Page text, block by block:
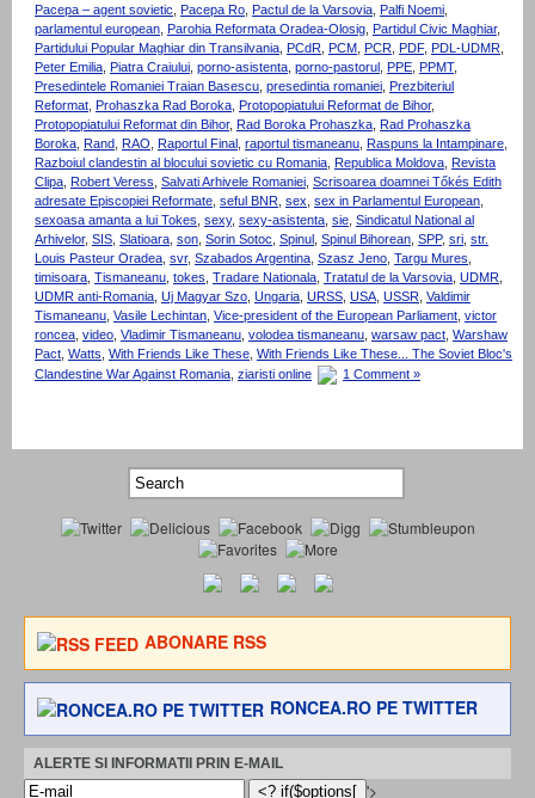
Pacepa – agent sovietic, Pacepa Ro, Pactul de la Varsovia, Palfi Noemi,
parlamentul european, Parohia Reformata Oradea-Olosig, Partidul Civic Maghiar,
Partidului Popular Maghiar din Transilvania, PCdR, PCM, PCR, PDF, PDL-UDMR,
Peter Emilia, Piatra Craiului, porno-asistenta, porno-pastorul , PPE, PPMT,
Presedintele Romaniei Traian Basescu, presedintia romaniei, Prezbiteriul
Reformat, Prohaszka Rad Boroka, Protopopiatului Reformat de Bihor,
Protopopiatului Reformat din Bihor, Rad Boroka Prohaszka, Rad Prohaszka
Boroka, Rand, RAO, Raportul Final , raportul tismaneanu, Raspuns la Intampinare,
Razboiul clandestin al blocului sovietic cu Romania, Republica Moldova, Revista
Clipa, Robert Veress, Salvati Arhivele Romaniei, Scrisoarea doamnei Tőkés Edith
adresate Episcopiei Reformate, seful BNR, sex, sex in Parlamentul European,
sexoasa amanta a lui Tokes, sexy, sexy-asistenta, sie, Sindicatul National al
Arhivelor, SIS, Slatioara, son, Sorin Sotoc, Spinul , Spinul Bihorean, SPP, sri, str.
Louis Pasteur Oradea, svr, Szabados Argentina, Szasz Jeno, Targu Mures,
timisoara, Tismaneanu, tokes, Tradare Nationala, Tratatul de la Varsovia, UDMR,
UDMR anti-Romania, Uj Magyar Szo, Ungaria, URSS, USA, USSR, Valdimir
Tismaneanu, Vasile Lechintan, Vice-president of the European Parliament, victor
roncea, video, Vladimir Tismaneanu, volodea tismaneanu, warsaw pact, Warshaw
Pact, Watts, With Friends Like These, With Friends Like These... The Soviet Bloc's
Clandestine War Against Romania ziaristi online 1 Comment »
ABONARE RSS
RONCEA.RO PE TWITTER
ALERTE SI INFORMATII PRIN E-MAIL
'>